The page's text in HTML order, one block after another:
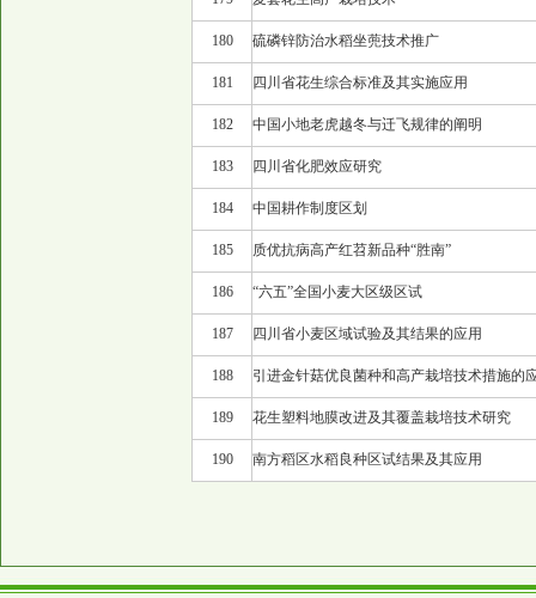
180 硫磷锌防治水稻坐蔸技术推广
181 四川省花生综合标准及其实施应用
182 中国小地老虎越冬与迁飞规律的阐明
183 四川省化肥效应研究
184 中国耕作制度区划
185 质优抗病高产红苕新品种“胜南”
186 “六五”全国小麦大区级区试
187 四川省小麦区域试验及其结果的应用
188 引进金针菇优良菌种和高产栽培技术措施的
189 花生塑料地膜改进及其覆盖栽培技术研究
190 南方稻区水稻良种区试结果及其应用